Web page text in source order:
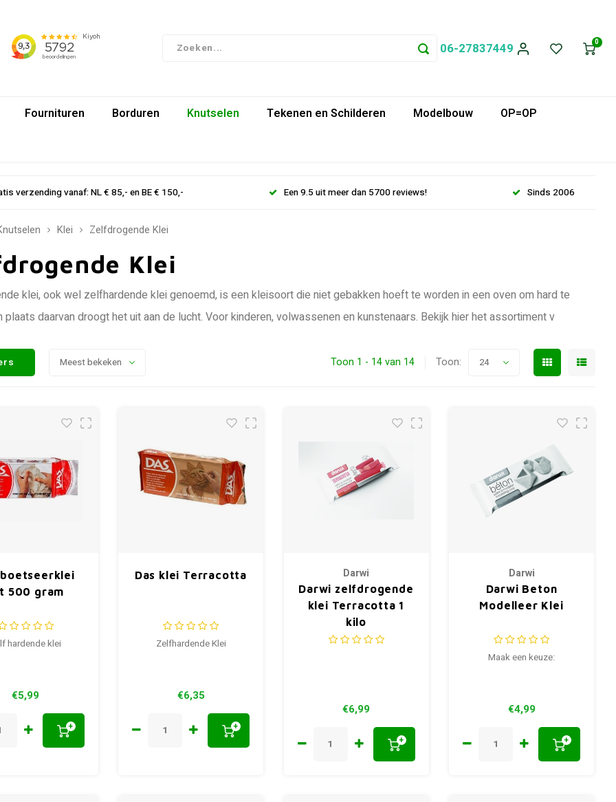
06-27837449 0
Fournituren Borduren Knutselen Tekenen en Schilderen Modelbouw OP=OP
verzending vanaf: NL € 85,- en BE € 150,- Een 9.5 uit meer dan 5700 reviews! Sinds 2006
Klei Zelfdrogende Klei
Klei
klei, ook wel zelfhardende klei genoemd, is een kleisoort die niet gebakken hoeft te worden in een oven om hard te
plaats daarvan droogt het uit aan de lucht. Voor kinderen, volwassenen en kunstenaars. Bekijk hier het assortiment v
Meest bekeken Toon 1 - 14 van 14 Toon: 24
boetseerklei
500 gram
hardende klei
€5,99
+
Das klei Terracotta
Zelfhardende Klei
€6,35
+
Darwi
Darwi zelfdrogende
klei Terracotta 1
kilo
€6,99
+
Darwi
Darwi Beton
Modelleer Klei
Maak een keuze:
€4,99
+